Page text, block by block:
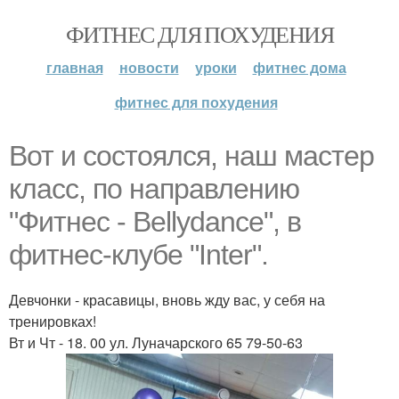
ФИТНЕС ДЛЯ ПОХУДЕНИЯ
главная новости уроки
фитнес дома
фитнес для похудения
Вот и состоялся, наш мастер
класс, по направлению
"Фитнес - Bellydance", в
фитнес-клубе "Inter".
Девчонки - красавицы, вновь жду вас, у себя на
тренировках!
Вт и Чт - 18. 00 ул. Луначарского 65 79-50-63